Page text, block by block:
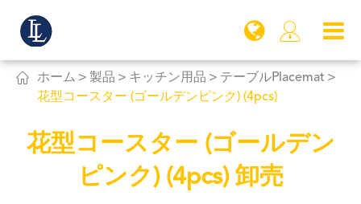

 ホーム 製品 キッチン用品
テーブルPlacemat
花型コースター (ゴールデンピンク) (4pcs)
花型コースター (ゴールデン
ピンク) (4pcs) 卸売